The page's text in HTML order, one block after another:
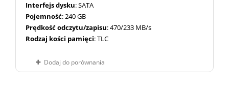
Interfejs dysku: SATA
Pojemność: 240 GB
Prędkość odczytu/zapisu: 470/233 MB/s
Rodzaj kości pamięci: TLC
Dodaj do porównania